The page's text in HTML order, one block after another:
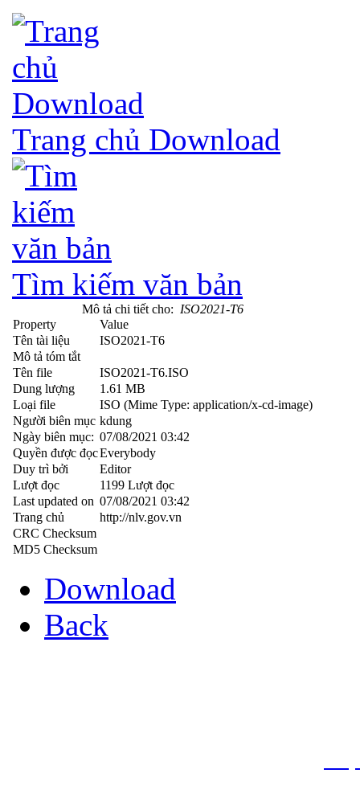
Trang chủ Download
Tìm kiếm văn bản
Mô tả chi tiết cho: ISO2021-T6
Property
Value
Tên tài liệu
ISO2021-T6
Mô tả tóm tắt
Tên file
ISO2021-T6.ISO
Dung lượng
1.61 MB
Loại file
ISO (Mime Type: application/x-cd-image)
Người biên mục kdung
Ngày biên mục: 07/08/2021 03:42
Quyền được đọcEverybody
Duy trì bởi
Editor
Lượt đọc
1199 Lượt đọc
Last updated on 07/08/2021 03:42
Trang chủ
http://nlv.gov.vn
CRC Checksum
MD5 Checksum
Download
Back